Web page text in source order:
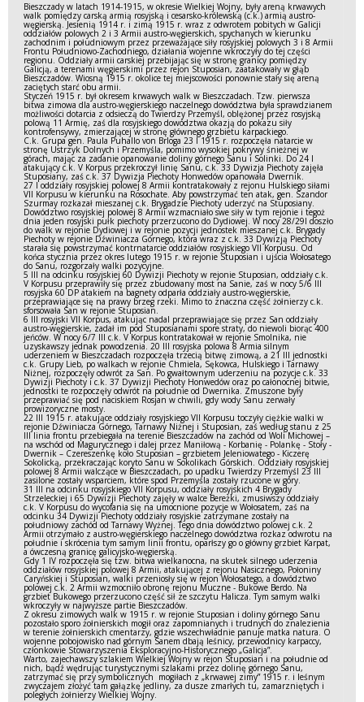
Bieszczady w latach 1914-1915, w okresie Wielkiej Wojny, były areną krwawych
walk pomiędzy carską armią rosyjską i cesarsko-królewską (c.k.) armią austro-
węgierską. Jesienią 1914 r. i zimą 1915 r. wraz z odwrotem pobitych w Galicji
oddziałów polowych 2 i 3 Armii austro-węgierskich, spychanych w kierunku
zachodnim i południowym przez przeważające siły rosyjskiej polowych 3 i 8 Armii
Frontu Południowo-Zachodniego, działania wojenne wkroczyły do tej części
regionu. Oddziały armii carskiej przebijając się w stronę granicy pomiędzy
Galicją, a terenami węgierskimi przez rejon Stuposian, zaatakowały w głąb
Bieszczadów. Wiosną 1915 r. okolice tej miejscowości ponownie stały się areną
zaciętych starć obu armii.
Styczeń 1915 r. był okresem krwawych walk w Bieszczadach. Tzw. pierwsza
bitwa zimowa dla austro-węgierskiego naczelnego dowództwa była sprawdzianem
możliwości dotarcia z odsieczą do Twierdzy Przemyśl, oblężonej przez rosyjską
polową 11 Armię, zaś dla rosyjskiego dowództwa okazją do pokazu siły
kontrofensywy, zmierzającej w stronę głównego grzbietu karpackiego.
C.k. Grupa gen. Paula Puhallo von Brloga 23 I 1915 r. rozpoczęła natarcie w
stronę Ustrzyk Dolnych i Przemyśla, pomimo wysokiej pokrywy śnieżnej w
górach, mając za zadanie opanowanie doliny górnego Sanu i Solinki. Do 24 I
atakujący c.k. V Korpus przekroczył linię Sanu, c.k. 33 Dywizja Piechoty zajęła
Stuposiany, zaś c.k. 37 Dywizja Piechoty Honwedów opanowała Dwernik.
27 I oddziały rosyjskiej polowej 8 Armii kontratakowały z rejonu Hulskiego siłami
VII Korpusu w kierunku na Rosochate. Aby powstrzymać ten atak, gen. Szandor
Szurmay rozkazał mieszanej c.k. Brygadzie Piechoty uderzyć na Stuposiany.
Dowództwo rosyjskiej polowej 8 Armii wzmacniało swe siły w tym rejonie i tegoż
dnia jeden rosyjski pułk piechoty przerzucono do Dydiowej. W nocy 28/29I doszło
do walk w rejonie Dydiowej i w rejonie pozycji jednostek mieszanej c.k. Brygady
Piechoty w rejonie Dźwiniacza Górnego, która wraz z c.k. 33 Dywizją Piechoty
starała się powstrzymać kontrnatarcie oddziałów rosyjskiego VII Korpusu. Od
końca stycznia przez okres lutego 1915 r. w rejonie Stuposian i ujścia Wołosatego
do Sanu, rozgorzały walki pozycyjne.
5 III na odcinku rosyjskiej 60 Dywizji Piechoty w rejonie Stuposian, oddziały c.k.
V Korpusu przeprawiły się przez zbudowany most na Sanie, zaś w nocy 5/6 III
rosyjska 60 DP atakiem na bagnety odparła oddziały austro-węgierskie,
przeprawiające się na prawy brzeg rzeki. Mimo to znaczna część żołnierzy c.k.
sforsowała San w rejonie Stuposian.
6 III rosyjski VII Korpus, atakując nadal przeprawiające się przez San oddziały
austro-węgierskie, zadał im pod Stuposianami spore straty, do niewoli biorąc 400
jeńców. W nocy 6/7 III c.k. V Korpus kontratakował w rejonie Smolnika, nie
uzyskawszy jednak powodzenia. 20 III rosyjska polowa 8 Armia silnym
uderzeniem w Bieszczadach rozpoczęła trzecią bitwę zimową, a 21 III jednostki
c.k. Grupy Lieb, po walkach w rejonie Chmiela, Sękowca, Hulskiego i Tarnawy
Niżnej, rozpoczęły odwrót za San. Po gwałtownym uderzeniu na pozycje c.k. 33
Dywizji Piechoty i c.k. 37 Dywizji Piechoty Honwedów oraz po całonocnej bitwie,
jednostki te rozpoczęły odwrót na południe od Dwernika. Zmuszone były
przeprawiać się pod naciskiem Rosjan w chwili, gdy wody Sanu zerwały
prowizoryczne mosty.
22 III 1915 r. atakujące oddziały rosyjskiego VII Korpusu toczyły ciężkie walki w
rejonie Dźwiniacza Górnego, Tarnawy Niżnej i Stuposian, zaś według stanu z 25
III linia frontu przebiegała na terenie Bieszczadów na zachód od Woli Michowej –
na wschód od Magurycznego i dalej przez Maniłową - Korbanię - Polankę - Stoły -
Dwernik – Czereszenkę koło Stuposian – grzbietem Jeleniowatego - Kiczerę
Sokolicką, przekraczając koryto Sanu w Sokolikach Górskich. Oddziały rosyjskiej
polowej 8 Armii walczące w Bieszczadach, po upadku Twierdzy Przemyśl 23 III
zasilone zostały wsparciem, które spod Przemyśla zostały rzucone w góry.
31 III na odcinku rosyjskiego VII Korpusu, oddziały rosyjskich 4 Brygady
Strzeleckiej i 65 Dywizji Piechoty zajęły w walce Bereżki, zmusiwszy oddziały
c.k. V Korpusu do wycofania się na umocnione pozycje w Wołosatem, zaś na
odcinku 34 Dywizji Piechoty oddziały rosyjskie zatrzymane zostały na
południowy zachód od Tarnawy Wyżnej. Tego dnia dowództwo polowej c.k. 2
Armii otrzymało z austro-węgierskiego naczelnego dowództwa rozkaz odwrotu na
południe i skrócenia tym samym linii frontu, oparłszy go o główny grzbiet Karpat,
a ówczesną granicę galicyjsko-węgierską.
Gdy 1 IV rozpoczęła się tzw. bitwa wielkanocna, na skutek silnego uderzenia
oddziałów rosyjskiej polowej 8 Armii, atakującej z rejonu Nasicznego, Połoniny
Caryńskiej i Stuposian, walki przeniosły się w rejon Wołosatego, a dowództwo
polowej c.k. 2 Armii wzmocniło obronę rejonu Muczne - Bukowe Berdo. Na
grzbiet Bukowego przerzucono część sił ze szczytu Halicza. Tym samym walki
wkroczyły w najwyższe partie Bieszczadów.
Z okresu zimowych walk w 1915 r. w rejonie Stuposian i doliny górnego Sanu
pozostało sporo żołnierskich mogił oraz zapomnianych i trudnych do znalezienia
w terenie żołnierskich cmentarzy, gdzie wszechwładnie panuje matka natura. O
wojenne pobojowisko nad górnym Sanem dbają leśnicy, przewodnicy karpaccy,
członkowie Stowarzyszenia Eksploracyjno-Historycznego „Galicja”.
Warto, zajechawszy szlakiem Wielkiej Wojny w rejon Stuposian i na południe od
nich, bądź wędrując turystycznymi szlakami przez dolinę górnego Sanu,
zatrzymać się przy symbolicznych mogiłach z „krwawej zimy” 1915 r. i leśnym
zwyczajem złożyć tam gałązkę jedliny, za dusze zmarłych tu, zamarzniętych i
poległych żołnierzy Wielkiej Wojny.